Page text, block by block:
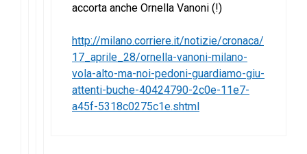
accorta anche Ornella Vanoni (!)
http://milano.corriere.it/notizie/cronaca/
17_aprile_28/ornella-vanoni-milano-
vola-alto-ma-noi-pedoni-guardiamo-giu-
attenti-buche-40424790-2c0e-11e7-
a45f-5318c0275c1e.shtml